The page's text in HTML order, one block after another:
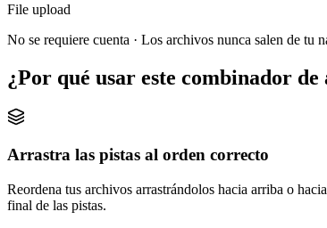
File upload
No se requiere cuenta · Los archivos nunca salen de tu
¿Por qué usar este combinador de
Arrastra las pistas al orden correcto
Reordena tus archivos arrastrándolos hacia arriba o
final de las pistas.